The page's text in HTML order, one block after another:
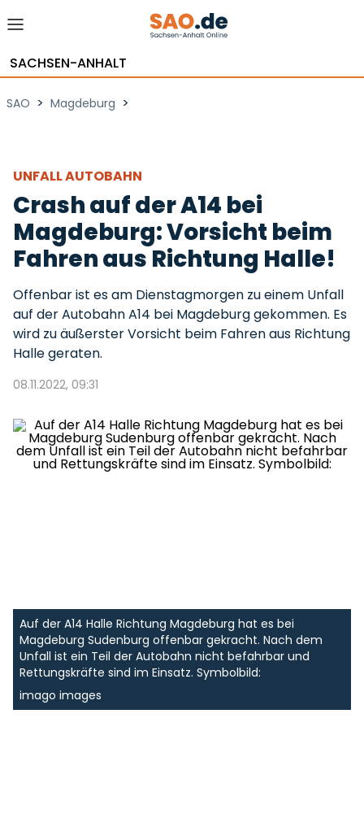
SACHSEN-ANHALT
SAO > Magdeburg >
UNFALL AUTOBAHN
Crash auf der A14 bei
Magdeburg: Vorsicht beim
Fahren aus Richtung Halle!
Offenbar ist es am Dienstagmorgen zu einem Unfall
auf der Autobahn A14 bei Magdeburg gekommen. Es
wird zu äußerster Vorsicht beim Fahren aus Richtung
Halle geraten.
08.11.2022, 09:31
Auf der A14 Halle Richtung Magdeburg hat es bei
Magdeburg Sudenburg offenbar gekracht. Nach dem
Unfall ist ein Teil der Autobahn nicht befahrbar und
Rettungskräfte sind im Einsatz. Symbolbild:
imago images